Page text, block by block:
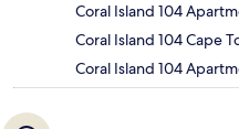
Coral Island 104
Coral Island 104 Cape
Coral Island 104